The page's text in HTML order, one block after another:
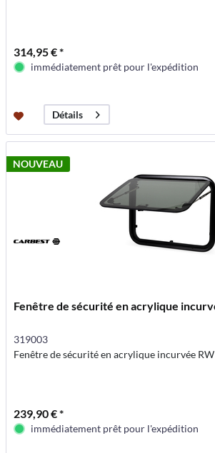
314,95 € *
immédiatement prêt pour l'expédition
Détails
NOUVEAU
Fenêtre de sécurité en acrylique
319003
Fenêtre de sécurité en acrylique incurvée
239,90 € *
immédiatement prêt pour l'expédition